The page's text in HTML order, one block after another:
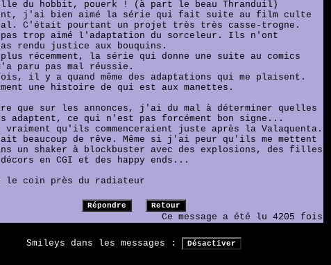
du hobbit, pouerk ! (à part le beau Thranduil)
j'ai bien aimé la série qui fait suite au film culte
C'était pourtant un projet très très casse-trogne.
trop aimé l'adaptation du sorceleur. Ils n'ont
rendu justice aux bouquins.
récemment, la série qui donne une suite au comics
paru pas mal réussie.
il y a quand même des adaptations qui me plaisent.
une histoire de qui est aux manettes.
que sur les annonces, j'ai du mal à déterminer quelles
adaptent, ce qui n'est pas forcément bon signe...
vraiment qu'ils commenceraient juste après la Valaquenta.
beaucoup de rêve. Même si j'ai peur qu'ils me mettent
un shaker à blockbuster avec des explosions, des filles
en CGI et des happy ends...
le coin près du radiateur
Ce message a été lu 4205 fois
Smileys dans les messages :